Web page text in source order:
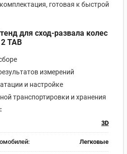
готовая к быстрой
для сход-развала колес
TAB
измерений
и настройке
транспортировки и хранения
3D
Легковые